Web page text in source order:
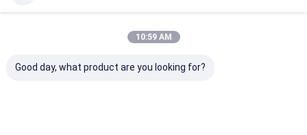
10:59 AM
Good day, what product are you looking for?